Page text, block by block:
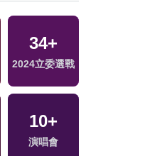
34+
2024立委選戰
10+
演唱會